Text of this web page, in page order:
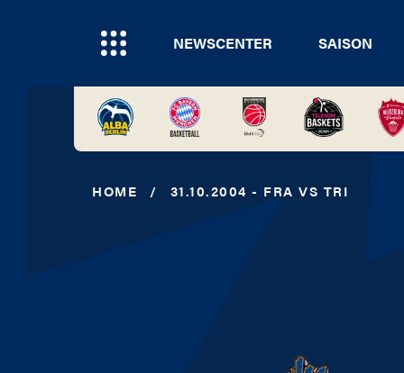
NEWSCENTER SAISON
HOME / 31.10.2004 - FRA VS TRI